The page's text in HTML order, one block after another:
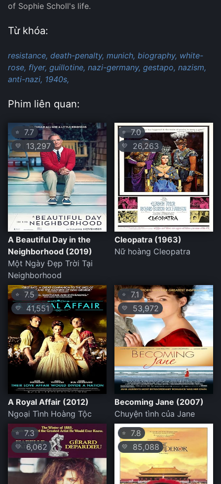
of Sophie Scholl's life.
Từ khóa:
resistance, death-penalty, munich, biography, white-
rose, flyer, guillotine, nazi-germany, gestapo, nazism,
anti-nazi, 1940s,
Phim liên quan:
⭐ 7.7
💛 13,297
A Beautiful Day in the
Neighborhood (2019)
Một Ngày Đẹp Trời Tại
Neighborhood
⭐7.0
💛 26,263
Cleopatra (1963)
Nữ hoàng Cleopatra
⭐ 7.5
💛41,551
A Royal Affair (2012)
Ngoại Tình Hoàng Tộc
⭐ 7.1
💛 53,972
Becoming Jane (2007)
Chuyện tình của Jane
⭐ 7.3
💛6,062
⭐ 7.8
💛 85,088